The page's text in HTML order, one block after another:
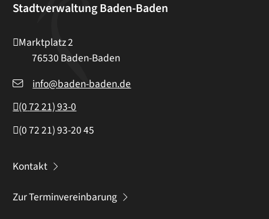
Stadtverwaltung Baden-Baden
Marktplatz 2
76530 Baden-Baden
info@baden-baden.de
(07221) 93-0
(07221) 93-2045
Kontakt
Zur Terminvereinbarung